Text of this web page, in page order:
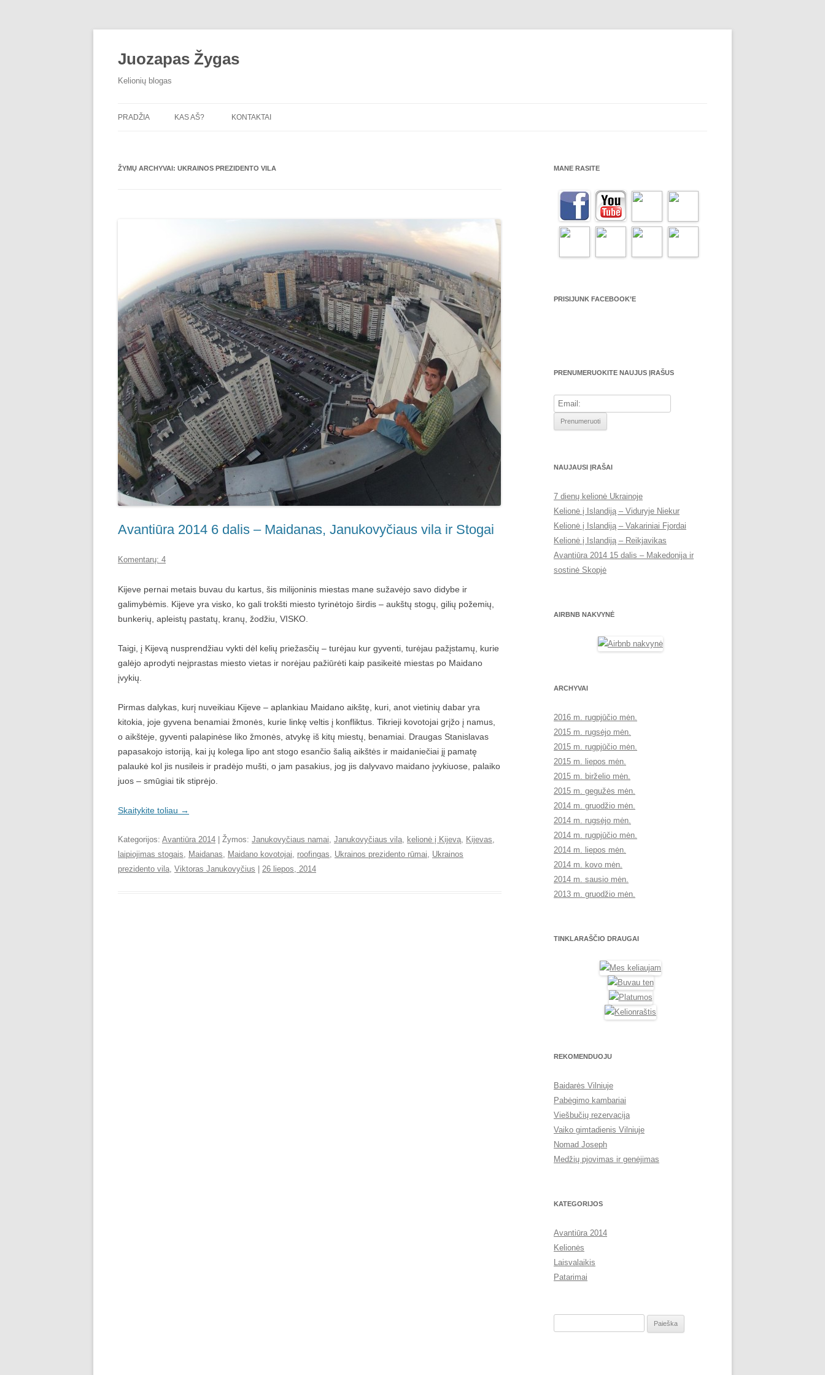
Juozapas Žygas
Kelionių blogas
PRADŽIA KAS AŠ? KONTAKTAI
ŽYMŲ ARCHYVAI: UKRAINOS PREZIDENTO VILA
Avantiūra 2014 6 dalis – Maidanas, Janukovyčiaus vila ir Stogai
Komentarų: 4
Kijeve pernai metais buvau du kartus, šis milijoninis miestas mane sužavėjo savo didybe ir
galimybėmis. Kijeve yra visko, ko gali trokšti miesto tyrinėtojo širdis – aukštų stogų, gilių požemių,
bunkerių, apleistų pastatų, kranų, žodžiu, VISKO.
Taigi, į Kijevą nusprendžiau vykti dėl kelių priežasčių – turėjau kur gyventi, turėjau pažįstamų, kurie
galėjo aprodyti neįprastas miesto vietas ir norėjau pažiūrėti kaip pasikeitė miestas po Maidano
įvykių.
Pirmas dalykas, kurį nuveikiau Kijeve – aplankiau Maidano aikštę, kuri, anot vietinių dabar yra
kitokia, joje gyvena benamiai žmonės, kurie linkę veltis į konfliktus. Tikrieji kovotojai grįžo į namus,
o aikštėje, gyventi palapinėse liko žmonės, atvykę iš kitų miestų, benamiai. Draugas Stanislavas
papasakojo istoriją, kai jų kolega lipo ant stogo esančio šalią aikštės ir maidaniečiai jį pamatę
palaukė kol jis nusileis ir pradėjo mušti, o jam pasakius, jog jis dalyvavo maidano įvykiuose, palaiko
juos – smūgiai tik stiprėjo.
Skaitykite toliau →
Kategorijos: Avantiūra 2014 | Žymos: Janukovyčiaus namai, Janukovyčiaus vila, kelionė į Kijevą, Kijevas,
laipiojimas stogais, Maidanas, Maidano kovotojai, roofingas, Ukrainos prezidento rūmai, Ukrainos
prezidento vila, Viktoras Janukovyčius 26 liepos, 2014
MANE RASITE
PRISIJUNK FACEBOOK’E
PRENUMERUOKITE NAUJUS ĮRAŠUS
NAUJAUSI ĮRAŠAI
7 dienų kelionė Ukrainoje
Kelionė į Islandiją – Viduryje Niekur
Kelionė į Islandiją – Vakariniai Fjordai
Kelionė į Islandiją – Reikjavikas
Avantiūra 2014 15 dalis – Makedonija ir
sostinė Skopjė
AIRBNB NAKVYNĖ
ARCHYVAI
2016 m. rugpjūčio mėn.
2015 m. rugsėjo mėn.
2015 m. rugpjūčio mėn.
2015 m. liepos mėn.
2015 m. birželio mėn.
2015 m. gegužės mėn.
2014 m. gruodžio mėn.
2014 m. rugsėjo mėn.
2014 m. rugpjūčio mėn.
2014 m. liepos mėn.
2014 m. kovo mėn.
2014 m. sausio mėn.
2013 m. gruodžio mėn.
TINKLARAŠČIO DRAUGAI
REKOMENDUOJU
Baidarės Vilniuje
Pabėgimo kambariai
Viešbučių rezervacija
Vaiko gimtadienis Vilniuje
Nomad Joseph
Medžių pjovimas ir genėjimas
KATEGORIJOS
Avantiūra 2014
Kelionės
Laisvalaikis
Patarimai